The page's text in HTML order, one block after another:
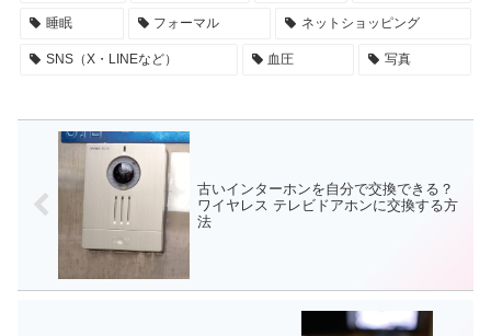
睡眠 フォーマル ネットショッピング
SNS（X・LINEなど） 血圧 写真
古いインターホンを自分で交換できる？
ワイヤレス テレビドアホンに交換する方
法